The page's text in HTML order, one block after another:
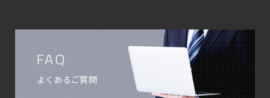
FAQ
よくあるご質問